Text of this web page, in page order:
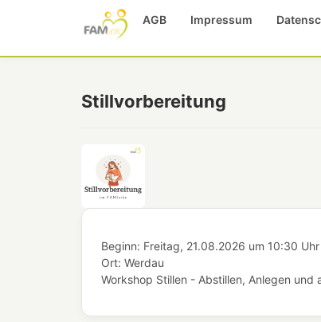
AGB Impressum
Stillvorbereitung
Beginn: Freitag, 21.08.2026 um 10:30 Uhr
Ort: Werdau
Workshop Stillen - Abstillen, Anlegen